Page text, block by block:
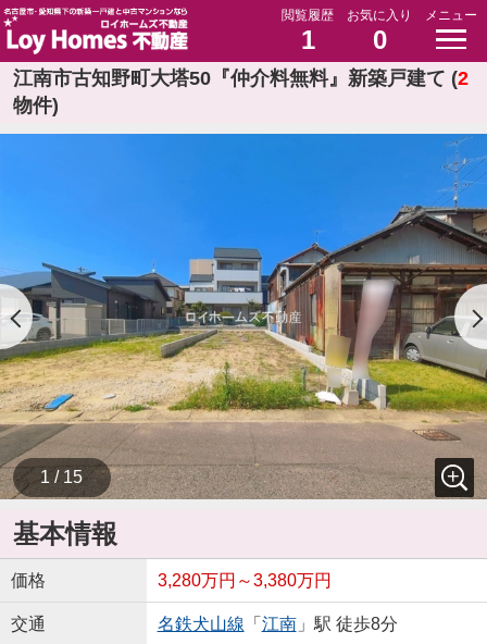
閲覧履歴
1
お気に入り
0
メニュー
江南市古知野町大塔50『仲介料無料』新築戸建て (2
物件)
1 / 15
基本情報
価格 3,280万円～3,380万円
交通 名鉄犬山線 「 江南」駅 徒歩8分